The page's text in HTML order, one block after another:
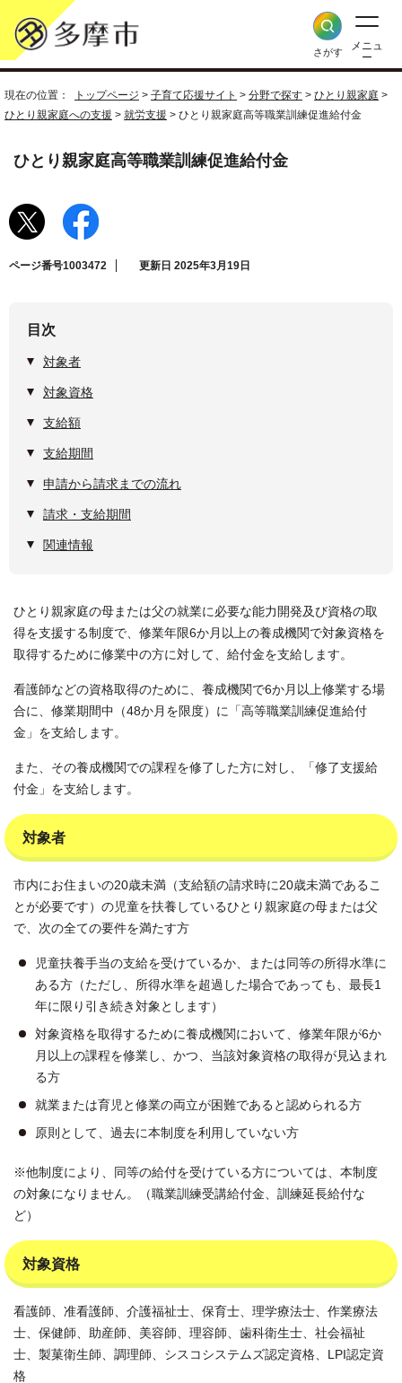
さがす
メニュ
ー
現在の位置： トップページ > 子育て応援サイト > 分野で探す > ひとり親家庭 >
ひとり親家庭への支援 > 就労支援 > ひとり親家庭高等職業訓練促進給付金
ひとり親家庭高等職業訓練促進給付金
ページ番号1003472 更新日 2025年3月19日
目次
対象者
対象資格
支給額
支給期間
申請から請求までの流れ
請求・支給期間
関連情報
ひとり親家庭の母または父の就業に必要な能力開発及び資格の取
得を支援する制度で、修業年限6か月以上の養成機関で対象資格を
取得するために修業中の方に対して、給付金を支給します。
看護師などの資格取得のために、養成機関で6か月以上修業する場
合に、修業期間中（48か月を限度）に「高等職業訓練促進給付
金」を支給します。
また、その養成機関での課程を修了した方に対し、「修了支援給
付金」を支給します。
対象者
市内にお住まいの20歳未満（支給額の請求時に20歳未満であるこ
とが必要です）の児童を扶養しているひとり親家庭の母または父
で、次の全ての要件を満たす方
児童扶養手当の支給を受けているか、または同等の所得水準に
ある方（ただし、所得水準を超過した場合であっても、最長1
年に限り引き続き対象とします）
対象資格を取得するために養成機関において、修業年限が6か
月以上の課程を修業し、かつ、当該対象資格の取得が見込まれ
る方
就業または育児と修業の両立が困難であると認められる方
原則として、過去に本制度を利用していない方
※他制度により、同等の給付を受けている方については、本制度
の対象になりません。（職業訓練受講給付金、訓練延長給付な
ど）
対象資格
看護師、准看護師、介護福祉士、保育士、理学療法士、作業療法
士、保健師、助産師、美容師、理容師、歯科衛生士、社会福祉
士、製菓衛生師、調理師、シスコシステムズ認定資格、LPI認定資
格